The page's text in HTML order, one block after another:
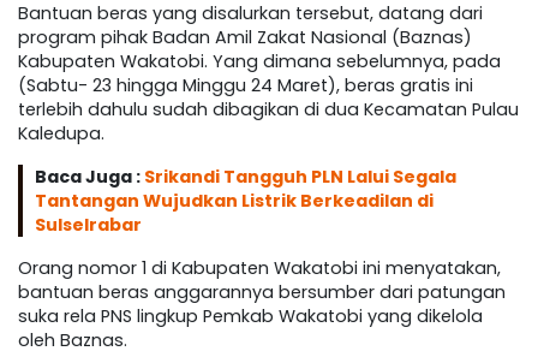
Bantuan beras yang disalurkan tersebut, datang dari
program pihak Badan Amil Zakat Nasional (Baznas)
Kabupaten Wakatobi. Yang dimana sebelumnya, pada
(Sabtu- 23 hingga Minggu 24 Maret), beras gratis ini
terlebih dahulu sudah dibagikan di dua Kecamatan Pulau
Kaledupa.
Baca Juga : Srikandi Tangguh PLN Lalui Segala
Tantangan Wujudkan Listrik Berkeadilan di
Sulselrabar
Orang nomor 1 di Kabupaten Wakatobi ini menyatakan,
bantuan beras anggarannya bersumber dari patungan
suka rela PNS lingkup Pemkab Wakatobi yang dikelola
oleh Baznas.